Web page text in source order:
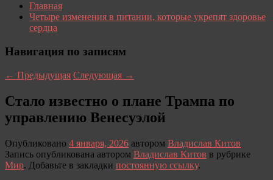
Главная
Четыре изменения в питании, которые укрепят здоровье
сердца
Навигация по записям
← Предыдущая Следующая →
Стало известно о плане Трампа по
управлению Венесуэлой
Опубликовано 4 января, 2026 автором Владислав Китов
Запись опубликована автором Владислав Китов в рубрике
Мир. Добавьте в закладки постоянную ссылку.